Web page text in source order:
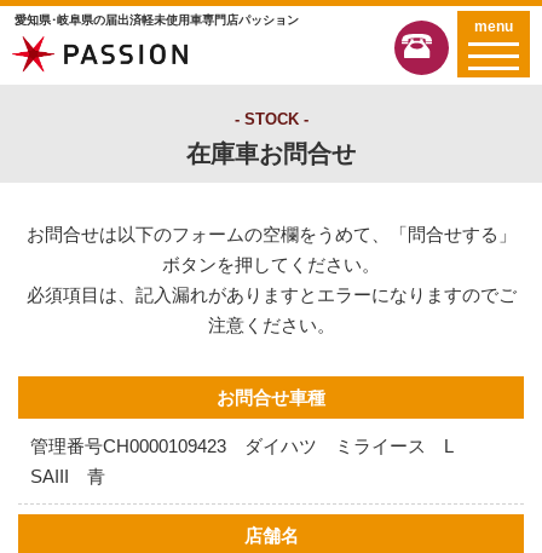
愛知県･岐阜県の届出済軽未使用車専門店パッション menu
STOCK
在庫車お問合せ
お問合せは以下のフォームの空欄をうめて、「問合せする」
ボタンを押してください。
必須項目は、記入漏れがありますとエラーになりますのでご
注意ください。
お問合せ車種
管理番号CH0000109423 ダイハツ ミライース L
SAIII 青
店舗名